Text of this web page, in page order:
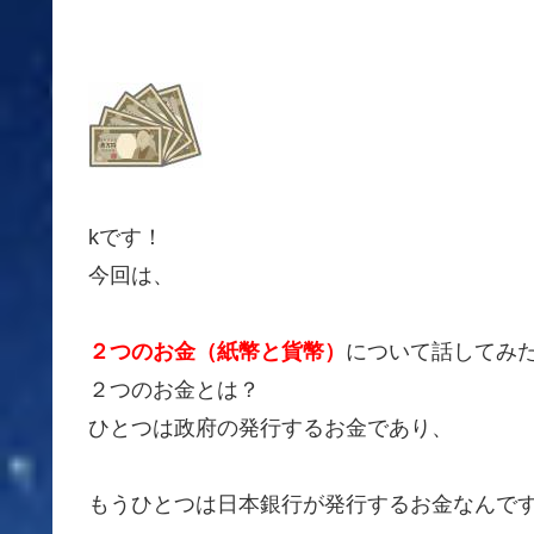
kです！
今回は、
２つのお金（紙幣と貨幣） について話してみ
２つのお金とは？
ひとつは政府の発行するお金であり、
もうひとつは日本銀行が発行するお金なんです